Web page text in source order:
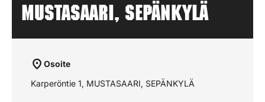
MUSTASAARI, SEPÄNKYLÄ
Osoite
Karperöntie 1, MUSTASAARI, SEPÄNKYLÄ